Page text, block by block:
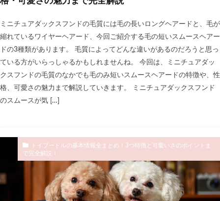
ミニチュアダックスフンドの毛質には毛の長いロングヘアードと、毛が
縮れているワイヤーヘアード、今回ご紹介する毛の短いスムースヘアー
ドの3種類があります。 毛質によってどんな違いがあるのだろうと思っ
ている方がいらっしゃるかもしれませんね。 今回は、ミニチュアダッ
クスフンドの毛質のなかでも毛のみ短いスムースヘアードの特徴や、性
格、可愛さの魅力まで解説していきます。 ミニチュアダックスフンド
のスムースが気 […]
トイプードルの基本情報全まとめ！3つ特徴と可愛いさのポイントま
で完全解説！